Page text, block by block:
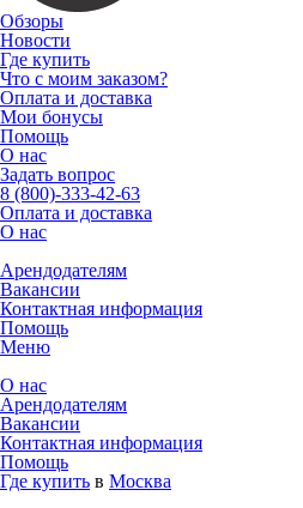
Обзоры
Новости
Где купить
Что с моим заказом?
Оплата и доставка
Мои бонусы
Помощь
О нас
Задать вопрос
8 (800)-333-42-63
Оплата и доставка
О нас
Арендодателям
Вакансии
Контактная информация
Помощь
Меню
О нас
Арендодателям
Вакансии
Контактная информация
Помощь
Где купить в Москва